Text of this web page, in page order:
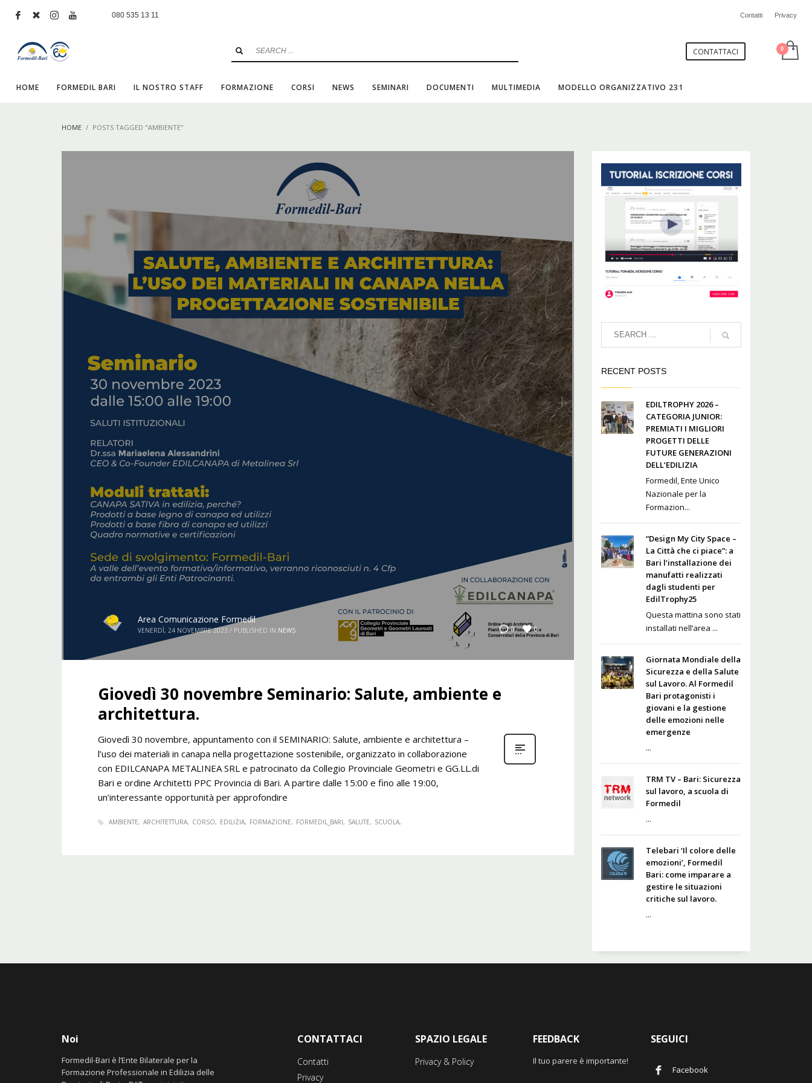
080 535 13 11 Contatti Privacy
CONTATTACI
HOME FORMEDIL BARI IL NOSTRO STAFF FORMAZIONE CORSI NEWS SEMINARI DOCUMENTI MULTIMEDIA MODELLO ORGANIZZATIVO 231
HOME POSTS TAGGED "AMBIENTE"
0 0
Area Comunicazione Formedil
VENERDÌ, 24 NOVEMBRE 2023 / PUBLISHED IN NEWS
Giovedì 30 novembre Seminario: Salute, ambiente e
architettura.
Giovedì 30 novembre, appuntamento con il SEMINARIO: Salute, ambiente e architettura –
l’uso dei materiali in canapa nella progettazione sostenibile, organizzato in collaborazione
con EDILCANAPA METALINEA SRL e patrocinato da Collegio Provinciale Geometri e GG.LL.di
Bari e ordine Architetti PPC Provincia di Bari. A partire dalle 15:00 e fino alle 19:00,
un’interessante opportunità per approfondire
AMBIENTE ARCHITETTURA CORSO EDILIZIA FORMAZIONE FORMEDIL_BARI SALUTE SCUOLA
RECENT POSTS
EDILTROPHY 2026 –
CATEGORIA JUNIOR:
PREMIATI I MIGLIORI
PROGETTI DELLE
FUTURE GENERAZIONI
DELL’EDILIZIA
Formedil, Ente Unico
Nazionale per la
Formazion...
“Design My City Space –
La Città che ci piace”: a
Bari l’installazione dei
manufatti realizzati
dagli studenti per
EdilTrophy25
Questa mattina sono stati
installati nell’area ...
Giornata Mondiale della
Sicurezza e della Salute
sul Lavoro. Al Formedil
Bari protagonisti i
giovani e la gestione
delle emozioni nelle
emergenze
...
TRM TV – Bari: Sicurezza
sul lavoro, a scuola di
Formedil
...
Telebari ‘Il colore delle
emozioni’, Formedil
Bari: come imparare a
gestire le situazioni
critiche sul lavoro.
...
Noi
Formedil-Bari è l’Ente Bilaterale per la
Formazione Professionale in Edilizia delle
CONTATTACI
Contatti
Privacy
SPAZIO LEGALE
Privacy & Policy
FEEDBACK
Il tuo parere è importante!
SEGUICI
Facebook